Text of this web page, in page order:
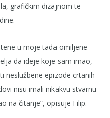
grafičkim dizajnom te
u moje tada omiljene
da ideje koje sam imao,
neslužbene epizode crtanih
nisu imali nikakvu stvarnu
na čitanje”, opisuje Filip.